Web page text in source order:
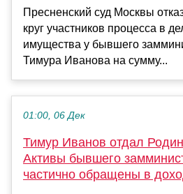
Пресненский суд Москвы
круг участников процесса в
имущества у бывшего
Тимура Иванова на сумму...
01:00, 06 Дек
Тимур Иванов отдал
Активы бывшего
частично обращены в